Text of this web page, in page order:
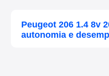
Peugeot 206 1.4 8v
autonomia e